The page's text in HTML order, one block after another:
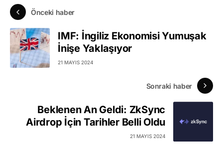
Önceki haber
IMF: İngiliz Ekonomisi Yumuşak
İnişe Yaklaşıyor
21 MAYIS 2024
Sonraki haber
Beklenen An Geldi: ZkSync
Airdrop İçin Tarihler Belli Oldu
21 MAYIS 2024